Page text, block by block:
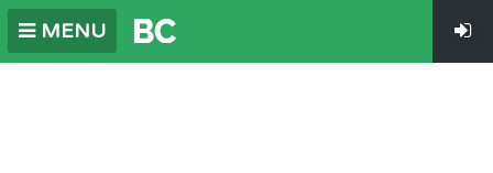
MENU